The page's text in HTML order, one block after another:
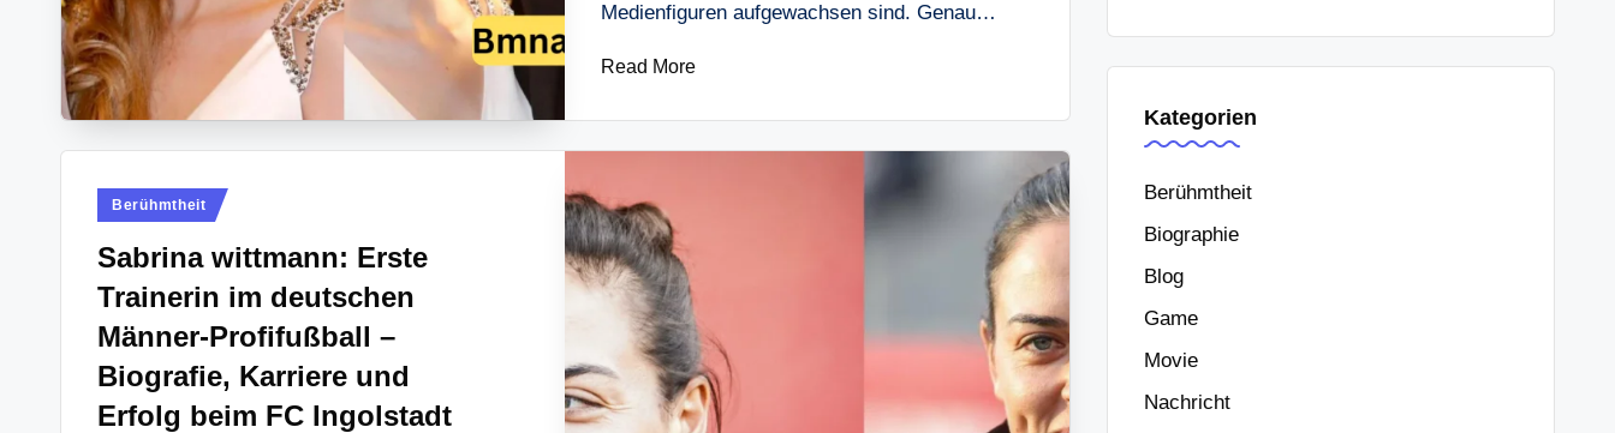
Medienfiguren aufgewachsen sind. Genau…
Read More
Posted
Berühmtheit
Sabrina wittmann: Erste
Trainerin im deutschen
Männer-Profifußball –
Biografie, Karriere und
Erfolg beim FC Ingolstadt
Kategorien
Berühmtheit
Biographie
Blog
Game
Movie
Nachricht